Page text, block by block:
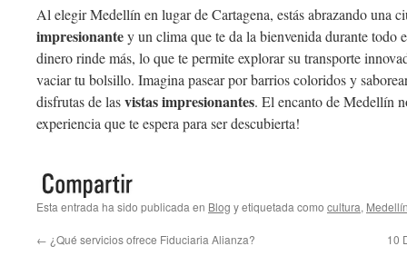
Al elegir Medellín en lugar de Cartagena, estás abrazando una
impresionantey un clima que te da la bienvenida durante todo
dinero rinde más, lo que te permite explorar su transporte
vaciar tu bolsillo. Imagina pasear por barrios coloridos y
disfrutas de lasvistas impresionantes. El encanto de Medellín
experiencia que te espera para ser descubierta!
Esta entrada ha sido publicada en Blog y etiquetada como cultura,
← ¿Qué servicios ofrece Fiduciaria Alianza? 10